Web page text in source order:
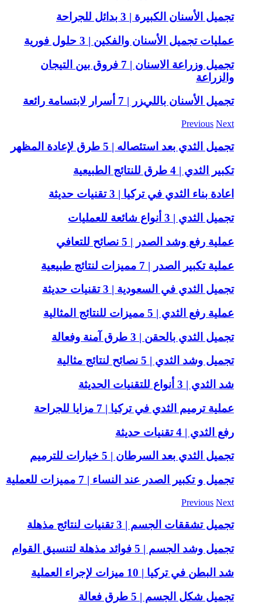
تجميل الأسنان الكبيرة | 3 بدائل للجراحة
عمليات تجميل الأسنان والفكين | 3 حلول فورية
تجميل وزراعة الاسنان | 7 فروق بين التيجان
والزراعة
تجميل الأسنان بالليزر | 7 أسرار لابتسامة رائعة
Previous Next
تجميل الثدي بعد استئصاله | 5 طرق لإعادة المظهر
تكبير الثدي | 4 طرق للنتائج الطبيعية
اعادة بناء الثدي في تركيا | 3 تقنيات حديثة
تجميل الثدي | 3 أنواع شائعة للعمليات
عملية رفع وشد الصدر | 5 نصائح للتعافي
عملية تكبير الصدر | 7 مميزات لنتائج طبيعية
تجميل الثدي في السعودية | 3 تقنيات حديثة
عملية رفع الثدي | 5 مميزات للنتائج المثالية
تجميل الثدي بالحقن | 3 طرق آمنة وفعالة
تجميل وشد الثدي | 5 نصائح لنتائج مثالية
شد الثدي | 3 أنواع للتقنيات الحديثة
عملية ترميم الثدي في تركيا | 7 مزايا للجراحة
رفع الثدي | 4 تقنيات حديثة
تجميل الثدي بعد السرطان | 5 خيارات للترميم
تجميل و تكبير الصدر عند النساء | 7 مميزات للعملية
Previous Next
تجميل تشققات الجسم | 3 تقنيات لنتائج مذهلة
تجميل وشد الجسم | 5 فوائد مذهلة لتنسيق القوام
شد البطن في تركيا | 10 ميزات لإجراء العملية
تجميل شكل الجسم | 5 طرق فعالة